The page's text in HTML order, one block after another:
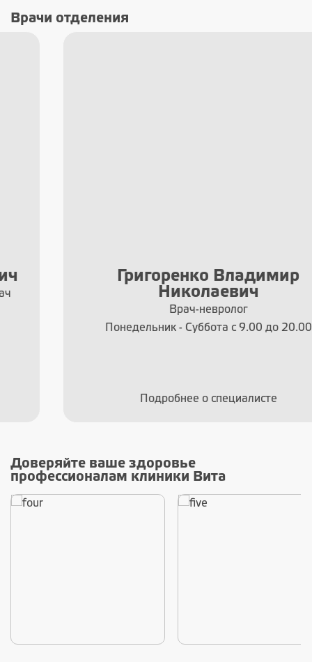
Врачи отделения
Григоренко Владимир
Николаевич
Врач-невролог
Понедельник - Суббота с 9.00 до 20.00
Подробнее о специалисте
Доверяйте ваше здоровье
профессионалам клиники Вита